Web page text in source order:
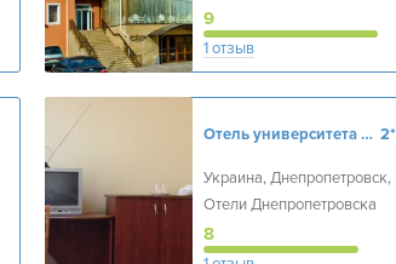
9
1 отзыв
Отель университета внутренних дел Днепра 2*
Украина, Днепропетровск,
Отели Днепропетровска
8